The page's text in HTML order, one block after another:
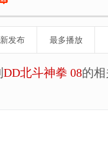
发布 最多播放
DD北斗神拳 08的相